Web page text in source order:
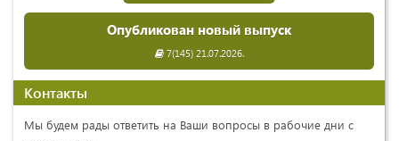
Опубликован новый выпуск
7(145) 21.07.2026.
Контакты
Мы будем рады ответить на Ваши вопросы в рабочие дни с